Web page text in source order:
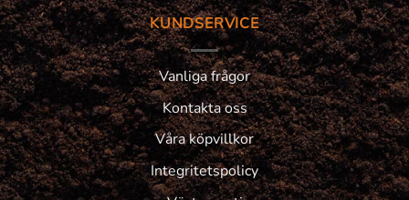
KUNDSERVICE
Vanliga frågor
Kontakta oss
Våra köpvillkor
Integritetspolicy